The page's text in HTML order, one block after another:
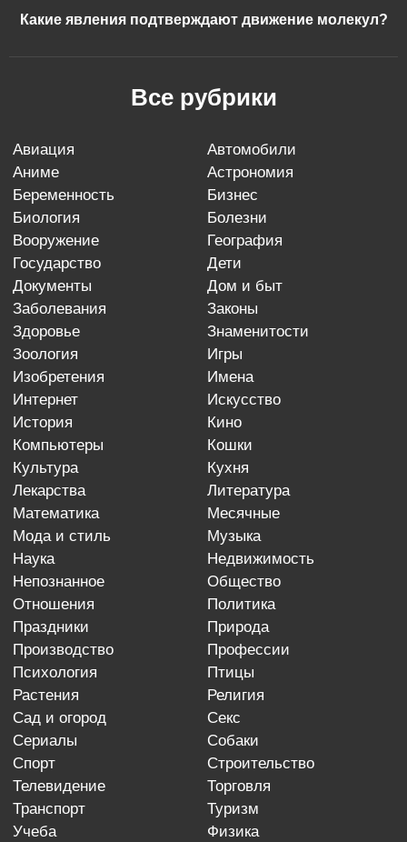
Какие явления подтверждают движение молекул?
Все рубрики
авиация
автомобили
аниме
астрономия
беременность
бизнес
биология
болезни
вооружение
география
государство
дети
документы
дом и быт
заболевания
законы
здоровье
знаменитости
зоология
игры
изобретения
имена
интернет
искусство
история
кино
компьютеры
кошки
культура
кухня
лекарства
литература
математика
месячные
мода и стиль
музыка
наука
недвижимость
непознанное
общество
отношения
политика
праздники
природа
производство
профессии
психология
птицы
растения
религия
сад и огород
секс
сериалы
собаки
спорт
строительство
телевидение
торговля
транспорт
туризм
учеба
физика